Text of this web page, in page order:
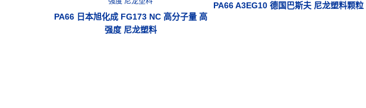
PA66 日本旭化成 FG173 NC 高分子量 高
强度 尼龙塑料
PA66 A3EG10 德国巴斯夫 尼龙塑料颗粒